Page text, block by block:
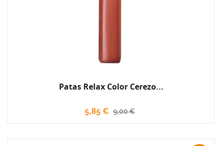
Patas Relax Color Cerezo...
5,85 € 9,00 €